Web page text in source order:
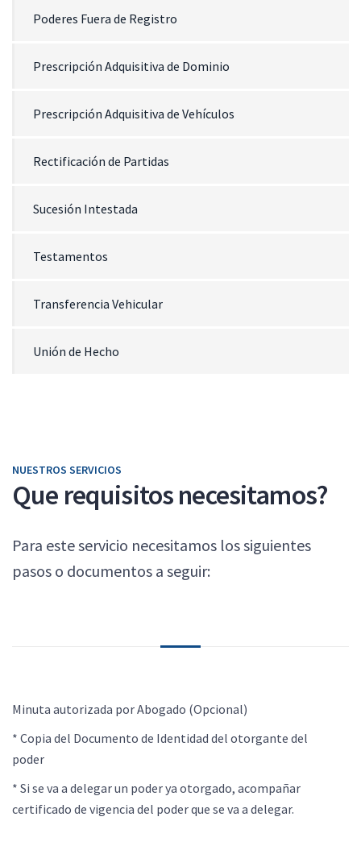
Poderes Fuera de Registro
Prescripción Adquisitiva de Dominio
Prescripción Adquisitiva de Vehículos
Rectificación de Partidas
Sucesión Intestada
Testamentos
Transferencia Vehicular
Unión de Hecho
NUESTROS SERVICIOS
Que requisitos necesitamos?
Para este servicio necesitamos los siguientes
pasos o documentos a seguir:
Minuta autorizada por Abogado (Opcional)
* Copia del Documento de Identidad del otorgante del
poder
* Si se va a delegar un poder ya otorgado, acompañar
certificado de vigencia del poder que se va a delegar.